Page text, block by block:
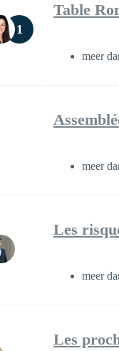
1
Table
meer
meer
Les
meer
Les